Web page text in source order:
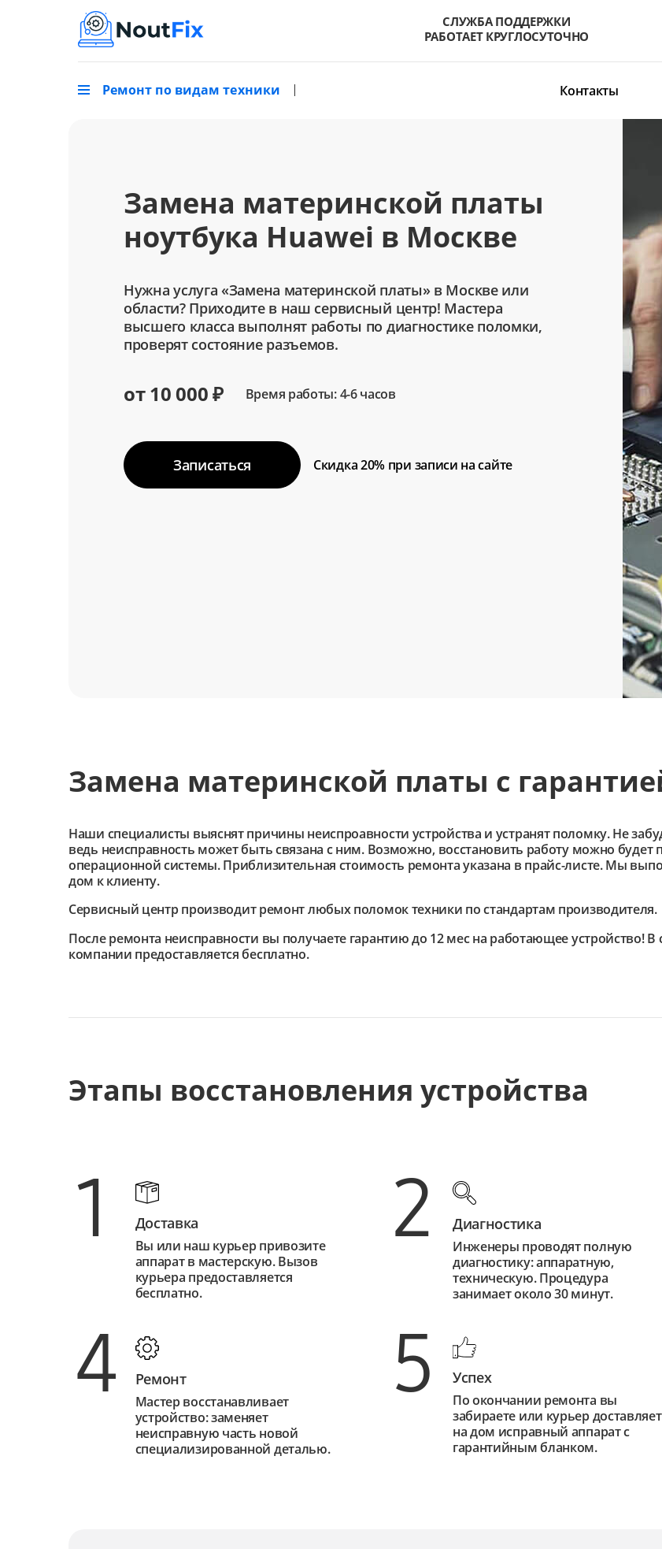
СЛУЖБА ПОДДЕРЖКИ
РАБОТАЕТ КРУГЛОСУТОЧНО
Ремонт по видам техники Контакты
Замена материнской платы
ноутбука Huawei в Москве
Нужна услуга «Замена материнской платы» в Москве или
области? Приходите в наш сервисный центр! Мастера
высшего класса выполнят работы по диагностике поломки,
проверят состояние разъемов.
от 10 000 ₽ Время работы: 4-6 часов
Записаться Скидка 20% при записи на сайте
Замена материнской платы с
Наши специалисты выяснят причины неиспроавности устройства и устранят поломку. Не
ведь неисправность может быть связана с ним. Возможно, восстановить работу можно будет
операционной системы. Приблизительная стоимость ремонта указана в прайс-листе. Мы
дом к клиенту.
Сервисный центрпроизводит ремонт любых поломок техники по стандартам производителя.
После ремонта неисправности вы получаете гарантию до 12 мес на работающее устройство!
компании предоставляется бесплатно.
Этапы восстановления устройства
1 Доставка
Вы или наш курьер привозите
аппарат в мастерскую. Вызов
курьера предоставляется
бесплатно.
2 Диагностика
Инженеры проводят полную
диагностику: аппаратную,
техническую. Процедура
занимает около 30 минут.
4 Ремонт
Мастер восстанавливает
устройство: заменяет
неисправную часть новой
специализированной деталью.
5 Успех
По окончании ремонта вы
забираете или курьер доставляет
на дом исправный аппарат с
гарантийным бланком.